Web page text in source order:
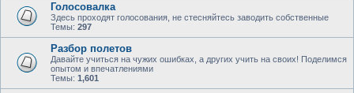
Голосовалка
Здесь проходят голосования, не стесняйтесь заводить собственные
Темы: 297
Разбор полетов
Давайте учиться на чужих ошибках, а других учить на своих! Поделимся
опытом и впечатлениями
Темы: 1,601